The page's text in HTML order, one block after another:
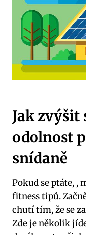
Jak zvýšit
odolnost
snídaně
Pokud se ptáte, ,
fitness tipů.
chutí tím, že se
Zde je několik